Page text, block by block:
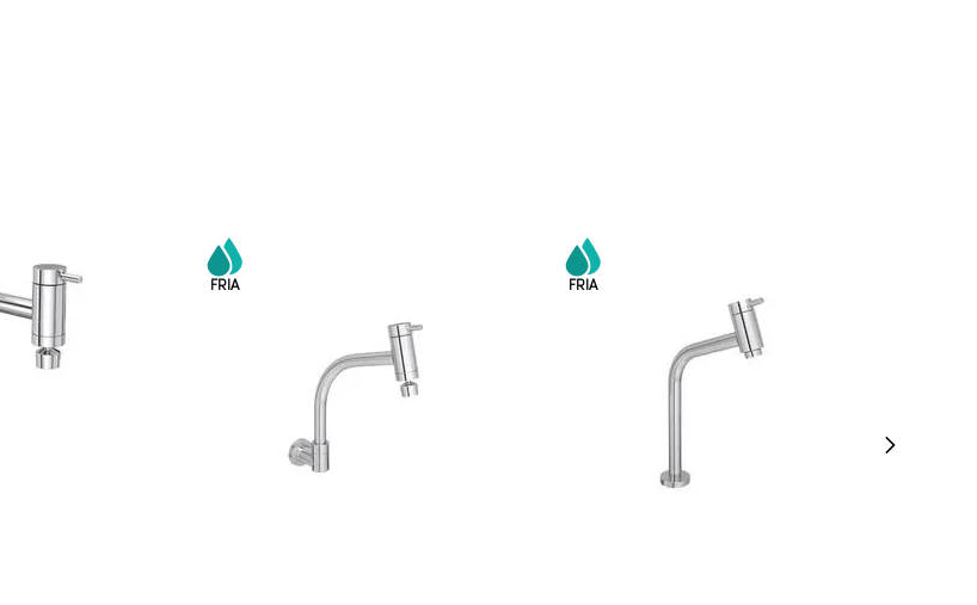
COMPRAR AGORA
VEJA MAIS VEJA MAIS